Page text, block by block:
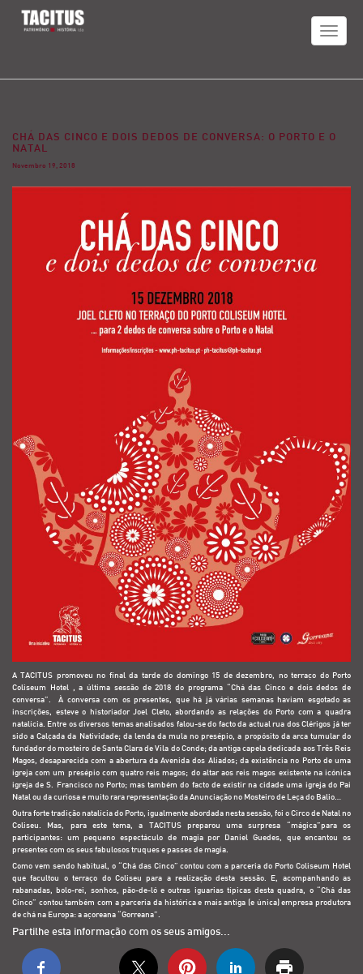
TOGGLE
CHÁ DAS CINCO E DOIS DEDOS DE CONVERSA: O PORTO E O
NATAL
Novembro 19, 2018
A TACITUS promoveu no final da tarde do domingo 15 de dezembro, no terraço do Porto
Coliseum Hotel , a última sessão de 2018 do programa “Chá das Cinco e dois dedos de
conversa”. À conversa com os presentes, que há já várias semanas haviam esgotado as
inscrições, esteve o historiador Joel Cleto, abordando as relações do Porto com a quadra
natalícia. Entre os diversos temas analisados falou-se do facto da actual rua dos Clérigos já ter
sido a Calçada da Natividade; da lenda da mula no presépio, a propósito da arca tumular do
fundador do mosteiro de Santa Clara de Vila do Conde; da antiga capela dedicada aos Três Reis
Magos, desaparecida com a abertura da Avenida dos Aliados; da existência no Porto de uma
igreja com um presépio com quatro reis magos; do altar aos reis magos existente na icónica
igreja de S. Francisco no Porto; mas também do facto de existir na cidade uma igreja do Pai
Natal ou da curiosa e muito rara representação da Anunciação no Mosteiro de Leça do Balio…
Outra forte tradição natalícia do Porto, igualmente abordada nesta sessão, foi o Circo de Natal no
Coliseu. Mas, para este tema, a TACITUS preparou uma surpresa “mágica”para os
participantes: um pequeno espectáculo de magia por Daniel Guedes, que encantou os
presentes com os seus fabulosos truques e passes de magia.
Como vem sendo habitual, o “Chá das Cinco” contou com a parceria do Porto Coliseum Hotel
que facultou o terraço do Coliseu para a realização desta sessão. E, acompanhando as
rabanadas, bolo-rei, sonhos, pão-de-ló e outras iguarias típicas desta quadra, o “Chá das
Cinco” contou também com a parceria da histórica e mais antiga (e única) empresa produtora
de chá na Europa: a açoreana “Gorreana”.
Partilhe esta informação com os seus amigos...